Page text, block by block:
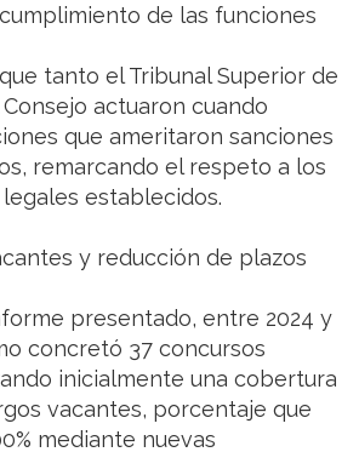
de las funciones
tanto el Tribunal Superior de
actuaron cuando
que ameritaron sanciones
remarcando el respeto a los
establecidos.
y reducción de plazos
presentado, entre 2024 y
concretó 37 concursos
inicialmente una cobertura
vacantes, porcentaje que
mediante nuevas